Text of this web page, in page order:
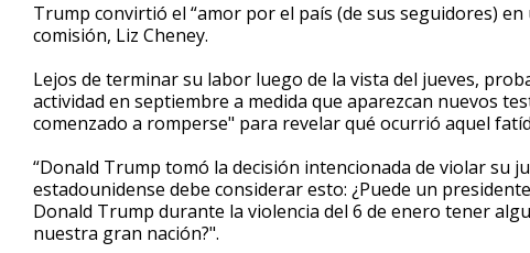
Trump convirtió el “amor por el país (de sus seguidores)
comisión, Liz Cheney.
Lejos de terminar su labor luego de la vista del jueves,
actividad en septiembre a medida que aparezcan nuevos
comenzado a romperse" para revelar qué ocurrió aquel
“Donald Trump tomó la decisión intencionada de violar su
estadounidense debe considerar esto: ¿Puede un
Donald Trump durante la violencia del 6 de enero tener
nuestra gran nación?".